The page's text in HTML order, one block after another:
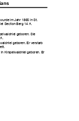





